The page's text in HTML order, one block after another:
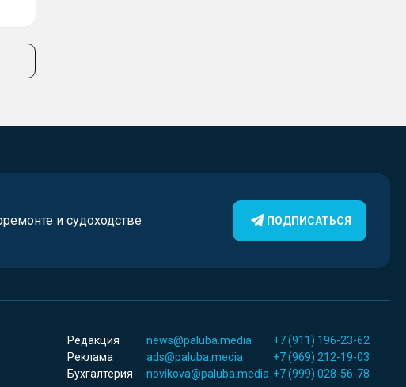
и судоходстве ПОДПИСАТЬСЯ
Редакция news@paluba.media
+7 (911) 196-23-62
Реклама
ads@paluba.media
+7 (969) 212-19-03
Бухгалтерия
novikova@paluba.media +7 (999) 028-56-78